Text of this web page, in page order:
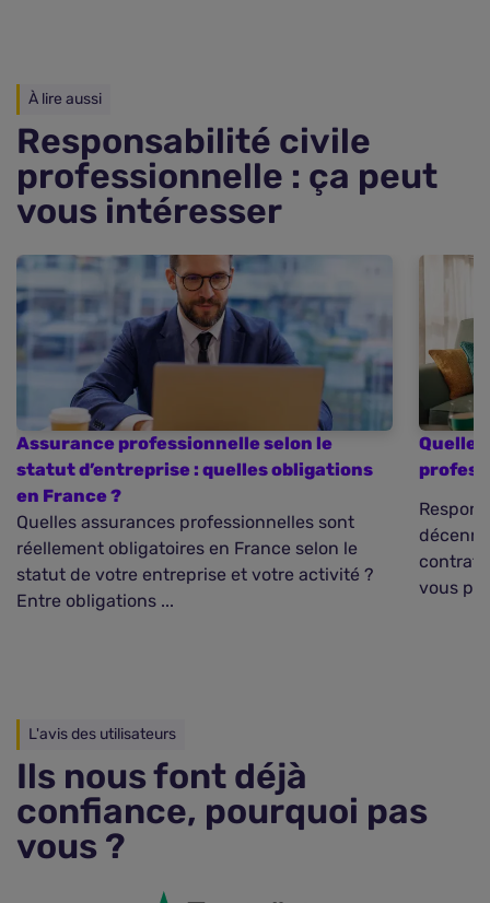
À lire aussi
Responsabilité civile
professionnelle : ça peut
vous intéresser
Assurance professionnelle selon le
statut d’entreprise : quelles obligations
en France ?
Quelles assurances professionnelles sont
réellement obligatoires en France selon le
statut de votre entreprise et votre activité ?
Entre obligations ...
contrats
vous
L'avis des utilisateurs
Ils nous font déjà
confiance, pourquoi pas
vous ?